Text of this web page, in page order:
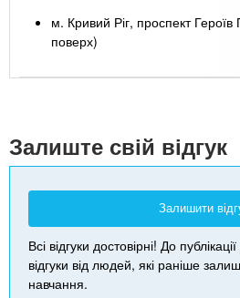
м. Кривий Ріг, проспект Героїв
поверх)
Залиште свій відгук
Залишити
Всі відгуки достовірні! До
відгуки від людей, які раніше
навчання.